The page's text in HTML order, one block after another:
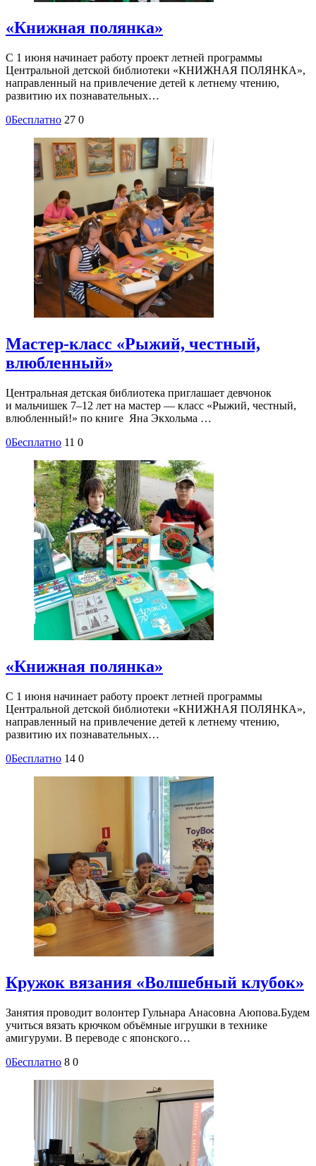
«Книжная полянка»
С 1 июня начинает работу проект летней программы
Центральной детской библиотеки «КНИЖНАЯ ПОЛЯНКА»,
направленный на привлечение детей к летнему чтению,
развитию их познавательных…
0Бесплатно 27 0
Мастер-класс «Рыжий, честный,
влюбленный»
Центральная детская библиотека приглашает девчонок
и мальчишек 7–12 лет на мастер — класс «Рыжий, честный,
влюбленный!» по книге Яна Экхольма …
0Бесплатно 11 0
«Книжная полянка»
С 1 июня начинает работу проект летней программы
Центральной детской библиотеки «КНИЖНАЯ ПОЛЯНКА»,
направленный на привлечение детей к летнему чтению,
развитию их познавательных…
0Бесплатно 14 0
Кружок вязания «Волшебный клубок»
Занятия проводит волонтер Гульнара Анасовна Аюпова.Будем
учиться вязать крючком объёмные игрушки в технике
амигуруми. В переводе с японского…
0Бесплатно 8 0